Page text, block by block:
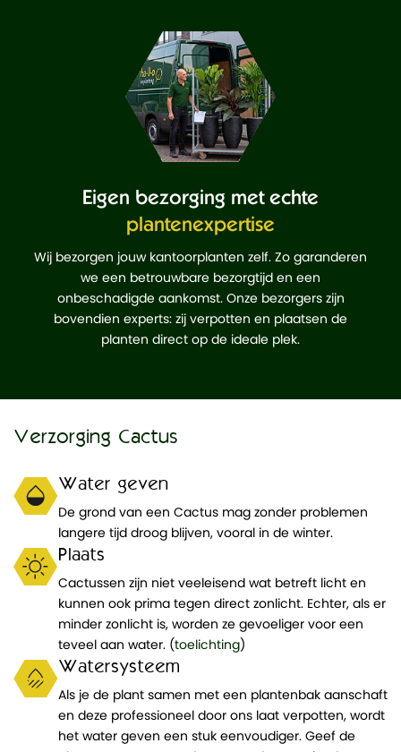
Eigen bezorging met echte
plantenexpertise
Wij bezorgen jouw kantoorplanten zelf. Zo garanderen
we een betrouwbare bezorgtijd en een
onbeschadigde aankomst. Onze bezorgers zijn
bovendien experts: zij verpotten en plaatsen de
planten direct op de ideale plek.
Verzorging Cactus
Water geven
De grond van een Cactus mag zonder problemen
langere tijd droog blijven, vooral in de winter.
Plaats
Cactussen zijn niet veeleisend wat betreft licht en
kunnen ook prima tegen direct zonlicht. Echter, als er
minder zonlicht is, worden ze gevoeliger voor een
teveel aan water. (toelichting)
Watersysteem
Als je de plant samen met een plantenbak aanschaft
en deze professioneel door ons laat verpotten, wordt
het water geven een stuk eenvoudiger. Geef de